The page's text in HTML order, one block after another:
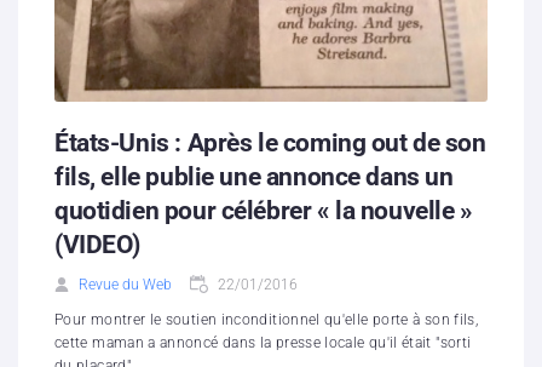
Hébergement solidaire
États-Unis : Après le coming out de son
fils, elle publie une annonce dans un
quotidien pour célébrer « la nouvelle »
(VIDEO)
Revue du Web 22/01/2016
Pour montrer le soutien inconditionnel qu'elle porte à son fils,
cette maman a annoncé dans la presse locale qu'il était "sorti